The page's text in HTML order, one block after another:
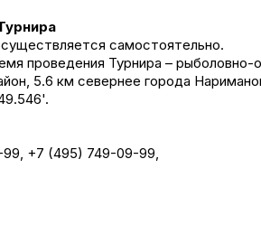
самостоятельно.
проведения Турнира – рыболовно-
5.6 км севернее города
99, +7 (495) 749-09-99,